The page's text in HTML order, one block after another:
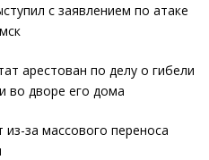
с заявлением по атаке
арестован по делу о гибели
во дворе его дома
из-за массового переноса